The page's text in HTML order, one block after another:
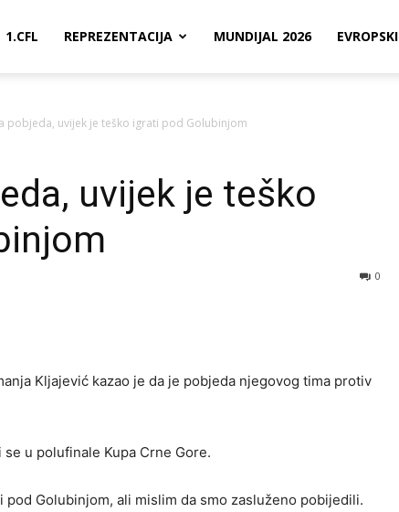
1.CFL REPREZENTACIJA MUNDIJAL 2026 EVROPSKI
pobjeda, uvijek je teško igrati pod Golubinjom
uvijek je teško
0
Kljajević kazao je da je pobjeda njegovog tima protiv
u polufinale Kupa Crne Gore.
Golubinjom, ali mislim da smo zasluženo pobijedili.